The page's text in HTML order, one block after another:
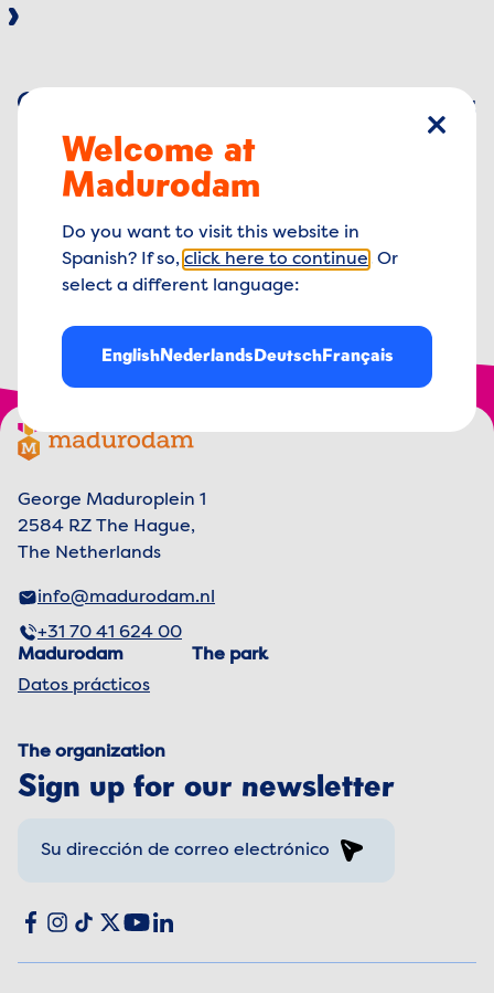
Reviews
Google
4.5 out of 5 stars 4.5 5
TripAdvisor
4.5 out of 5 stars 4.5
de
Footer menu
Madurodam logo, to the homepage
George Maduroplein 1
2584 RZ The Hague,
The Netherlands
info@madurodam.nl
+31 70 41 624 00
Madurodam
Datos prácticos
The park
The organization
Sign up for our newsletter
Social media
Facebook
Instagram
TikTok
X YouTube
LinkedIn
cerrar
Welcome at
Madurodam
Do you want to visit this website in
Spanish? If so, click here to continue . Or
select a different language:
EnglishNederlandsDeutschFrançais